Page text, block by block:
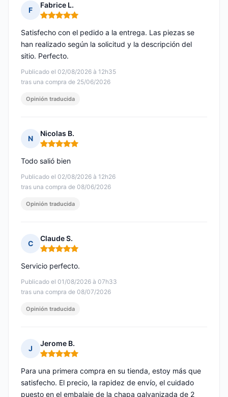
F
Fabrice L.
Nota: 5 de 5
Publicado el 02/08/2026 à 12h35
tras una compra de 25/06/2026
Satisfecho con el pedido a la entrega. Las piezas se
han realizado según la solicitud y la descripción del
sitio. Perfecto.
Opinión traducida
N
Nicolas B.
Nota: 5 de 5
Publicado el 02/08/2026 à 12h26
tras una compra de 08/06/2026
Todo salió bien
Opinión traducida
C
Claude S.
Nota: 5 de 5
Publicado el 01/08/2026 à 07h33
tras una compra de 08/07/2026
Servicio perfecto.
Opinión traducida
J
Jerome B.
Nota: 5 de 5
Para una primera compra en su tienda, estoy más que
satisfecho. El precio, la rapidez de envío, el cuidado
puesto en el embalaje de la chapa galvanizada de 2